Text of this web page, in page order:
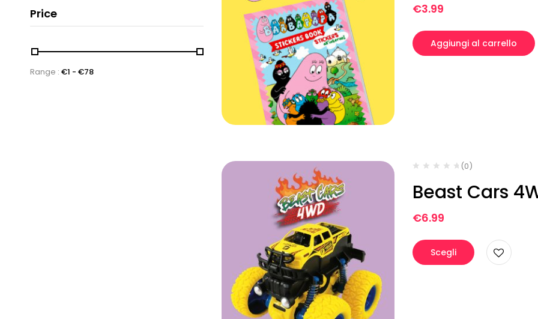
Price
Range : €1 - €78
€3.99
Aggiungi al carrello
(0)
Beast Cars
€6.99
Scegli